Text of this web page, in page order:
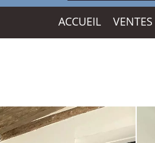
ACCUEIL VENTES